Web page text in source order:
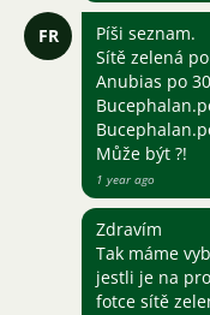
FR
Píši seznam.
Sítě zelená
Anubias po
Může být ?!
1 year ago
Zdravím
Tak máme
jestli je na
fotce sítě